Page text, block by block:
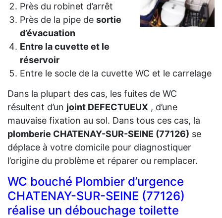
Près du robinet d’arrêt
Près de la pipe de sortie
d’évacuation
Entre la cuvette et le
réservoir
Entre le socle de la cuvette WC et le carrelage
Dans la plupart des cas, les fuites de WC
résultent d’un joint DEFECTUEUX , d’une
mauvaise fixation au sol. Dans tous ces cas, la
plomberie CHATENAY-SUR-SEINE (77126) se
déplace à votre domicile pour diagnostiquer
l’origine du problème et réparer ou remplacer.
WC bouché Plombier d’urgence
CHATENAY-SUR-SEINE (77126)
réalise un débouchage toilette